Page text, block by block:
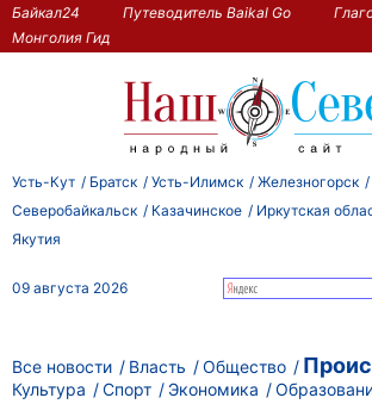
Байкал24 Путеводитель Baikal Go
Монголия Гид
Усть-Кут Братск Усть-Илимск Железногорск
Северобайкальск
Казачинское Иркутская
Якутия
09 августа 2026
Все новости Власть Общество
Культура Спорт Экономика